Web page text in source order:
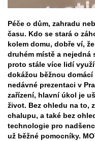
Péče o dům, zahradu
času. Kdo se stará o
kolem domu, dobře ví,
druhém místě a nejedná
proto stále více lidí
dokážou běžnou
nedávné prezentaci v
zařízení, hlavní úkol je
život. Bez ohledu na to,
chalupu, a také bez
technologie pro
už běžné pomocníky.